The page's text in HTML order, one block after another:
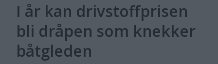
I år kan drivstoffprisen
bli dråpen som knekker
båtgleden